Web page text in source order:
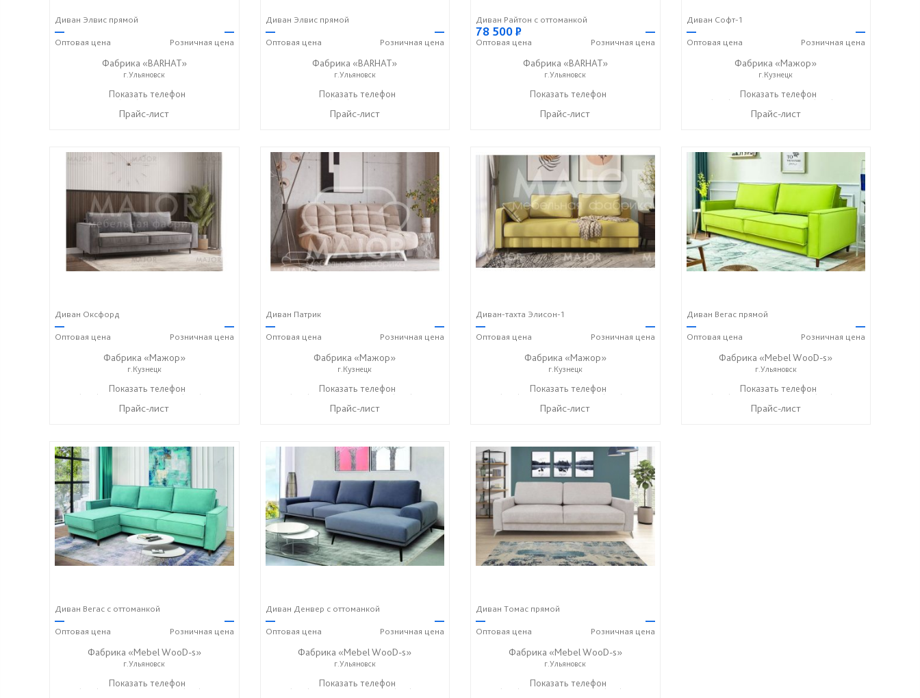
Диван Элвис прямой
—
Оптовая цена
—
Розничная цена
Фабрика «BARHAT»
г.Ульяновск
+7 (996) 219-29-77
Показать телефон
Прайс-лист
Диван Элвис прямой
—
Оптовая цена
—
Розничная цена
Фабрика «BARHAT»
г.Ульяновск
+7 (996) 219-29-77
Показать телефон
Прайс-лист
Диван Райтон с оттоманкой
78 500Р
Оптовая цена
—
Розничная цена
Фабрика «BARHAT»
г.Ульяновск
+7 (996) 219-29-77
Показать телефон
Прайс-лист
Диван Софт-1
—
Оптовая цена
—
Розничная цена
Фабрика «Мажор»
г.Кузнецк
+7 (999) 611-98-99 ☎+7 (999) 610-99-95
Показать телефон
Прайс-лист
Диван Оксфорд
—
Оптовая цена
—
Розничная цена
Фабрика «Мажор»
г.Кузнецк
+7 (999) 611-98-99 ☎+7 (999) 610-99-95
Показать телефон
Прайс-лист
Диван Патрик
—
Оптовая цена
—
Розничная цена
Фабрика «Мажор»
г.Кузнецк
+7 (999) 611-98-99 ☎+7 (999) 610-99-95
Показать телефон
Прайс-лист
Диван-тахта Элисон-1
—
Оптовая цена
—
Розничная цена
Фабрика «Мажор»
г.Кузнецк
+7 (999) 611-98-99 ☎+7 (999) 610-99-95
Показать телефон
Прайс-лист
Диван Вегас прямой
—
Оптовая цена
—
Розничная цена
Фабрика «Mebel WooD-s»
г.Ульяновск
+7 (906) 140-08-08 ☎+7 (917) 612-77-76
Показать телефон
Прайс-лист
Диван Вегас с оттоманкой
—
Оптовая цена
—
Розничная цена
Фабрика «Mebel WooD-s»
г.Ульяновск
+7 (906) 140-08-08 ☎+7 (917) 612-77-76
Показать телефон
Диван Денвер с оттоманкой
—
Оптовая цена
—
Розничная цена
Фабрика «Mebel WooD-s»
г.Ульяновск
+7 (906) 140-08-08 ☎+7 (917) 612-77-76
Показать телефон
Диван Томас прямой
—
Оптовая цена
—
Розничная цена
Фабрика «Mebel WooD-s»
г.Ульяновск
+7 (906) 140-08-08 ☎+7 (917) 612-77-76
Показать телефон